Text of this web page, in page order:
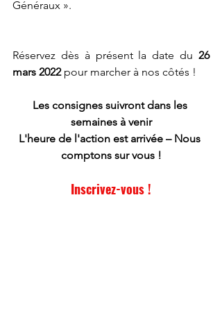
Généraux ».
Réservez dès à présent la date du 26
mars 2022 pour marcher à nos côtés !
Les consignes suivront dans les
semaines à venir
L'heure de l'action est arrivée – Nous
comptons sur vous !
Inscrivez-vous !